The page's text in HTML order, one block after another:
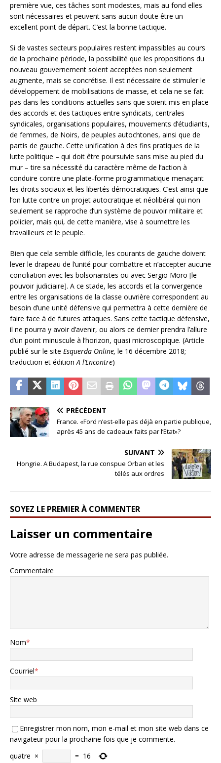
première vue, ces tâches sont modestes, mais au fond elles
sont nécessaires et peuvent sans aucun doute être un
excellent point de départ. C’est la bonne tactique.
Si de vastes secteurs populaires restent impassibles au cours
de la prochaine période, la possibilité que les propositions du
nouveau gouvernement soient acceptées non seulement
augmente, mais se concrétise. Il est nécessaire de stimuler le
développement de mobilisations de masse, et cela ne se fait
pas dans les conditions actuelles sans que soient mis en place
des accords et des tactiques entre syndicats, centrales
syndicales, organisations populaires, mouvements d’étudiants,
de femmes, de Noirs, de peuples autochtones, ainsi que de
partis de gauche. Cette unification à des fins pratiques de la
lutte politique – qui doit être poursuivie sans mise au pied du
mur – tire sa nécessité du caractère même de l’action à
conduire contre une plate-forme programmatique menaçant
les droits sociaux et les libertés démocratiques. C’est ainsi que
l’on lutte contre un projet autocratique et néolibéral qui non
seulement se rapproche d’un système de pouvoir militaire et
policier, mais qui, de cette manière, vise à soumettre les
travailleurs et le peuple.
Bien que cela semble difficile, les courants de gauche doivent
lever le drapeau de l’unité pour combattre et n’accepter aucune
conciliation avec les bolsonaristes ou avec Sergio Moro [le
pouvoir judiciaire]. A ce stade, les accords et la convergence
entre les organisations de la classe ouvrière correspondent au
besoin d’une unité défensive qui permettra à cette dernière de
faire face à de futures attaques. Sans cette tactique défensive,
il ne pourra y avoir d’avenir, ou alors ce dernier prendra l’allure
d’un point minuscule à l’horizon, quasi microscopique. (Article
publié sur le site Esquerda Online, le 16 décembre 2018;
traduction et éditionA l’Encontre)
PRÉCÉDENT
France. «Ford n’est-elle pas déjà en partie publique,
après 45 ans de cadeaux faits par l’Etat»?
SUIVANT
Hongrie. A Budapest, la rue conspue Orban et les
télés aux ordres
SOYEZ LE PREMIER À COMMENTER
Laisser un commentaire
Votre adresse de messagerie ne sera pas publiée.
Commentaire
Nom*
Courriel*
Site web
Enregistrer mon nom, mon e-mail et mon site web dans ce
navigateur pour la prochaine fois que je commente.
quatre × = 16